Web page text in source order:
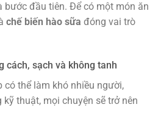
bước đầu tiên. Để có một món ăn
chế biến hào sữa đóng vai trò
cách, sạch và không tanh
có thể làm khó nhiều người,
thuật, mọi chuyện sẽ trở nên